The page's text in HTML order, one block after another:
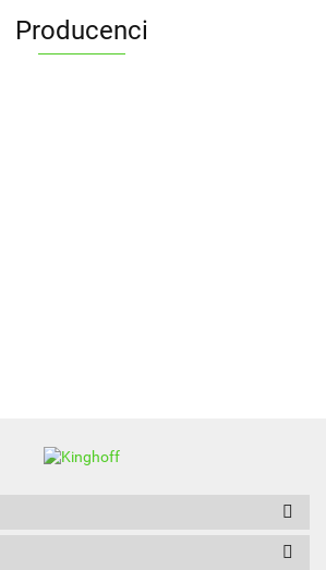
Producenci